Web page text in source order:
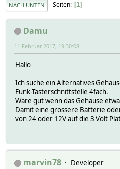
NACH UNTEN Seiten 1
Damu
11 Februar 2017, 19:30:08
Hallo
Ich suche ein Alternatives
Funk-Tasterschnittstelle 4fach.
Wäre gut wenn das Gehäuse
Damit eine grössere Batterie
von 24 oder 12V auf die 3 Volt
marvin78
Developer